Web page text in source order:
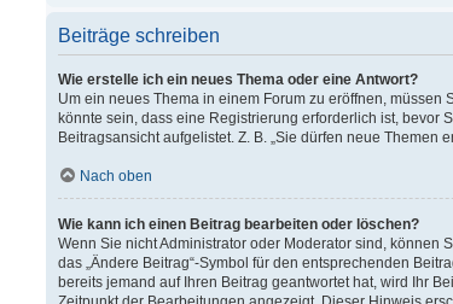
Beiträge schreiben
Wie erstelle ich ein neues Thema oder eine Antwort?
Um ein neues Thema in einem Forum zu eröffnen, müssen
könnte sein, dass eine Registrierung erforderlich ist,
Beitragsansicht aufgelistet. Z. B. „Sie dürfen neue Themen
Nach oben
Wie kann ich einen Beitrag bearbeiten oder löschen?
Wenn Sie nicht Administrator oder Moderator sind,
das „Ändere Beitrag“-Symbol für den entsprechenden
bereits jemand auf Ihren Beitrag geantwortet hat, wird Ihr